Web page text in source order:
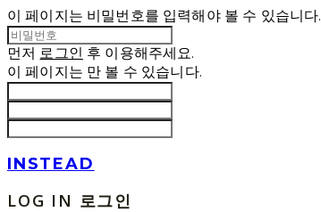
이 페이지는 비밀번호를 입력해야 볼 수 있습니다.
먼저 로그인 후 이용해주세요.
이 페이지는 만 볼 수 있습니다.
INSTEAD
LOG IN 로그인